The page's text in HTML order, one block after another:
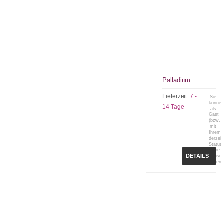
Palladium
Lieferzeit:7 -
14 Tage
Sie
als
Gast
(bzw.
mit
Ihrem
keine
DETAILS